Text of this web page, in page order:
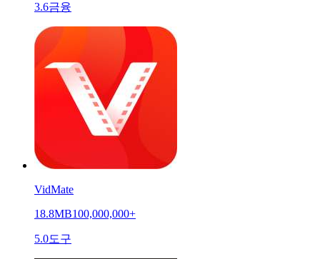
3.6금융
VidMate
18.8MB100,000,000+
5.0도구